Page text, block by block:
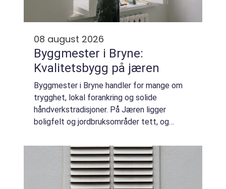
08 august 2026
Byggmester i Bryne:
Kvalitetsbygg på jæren
Byggmester i Bryne handler for mange om
trygghet, lokal forankring og solide
håndverkstradisjoner. På Jæren ligger
boligfelt og jordbruksområder tett, og
som tåler vind...